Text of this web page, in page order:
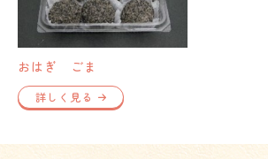
おはぎ ごま
詳しく見る